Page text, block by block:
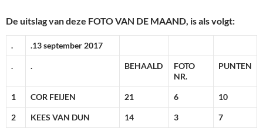
De uitslag van deze FOTO VAN DE MAAND, is als volgt:
. .13 september 2017
. . BEHAALD
FOTO
NR.
PUNTEN
1 COR FEIJEN 21 6 10
2 KEES VAN DUN 14 3 7